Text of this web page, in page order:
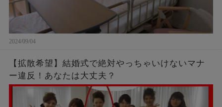
2024/09/04
【拡散希望】結婚式で絶対やっちゃいけないマナ
ー違反！あなたは大丈夫？